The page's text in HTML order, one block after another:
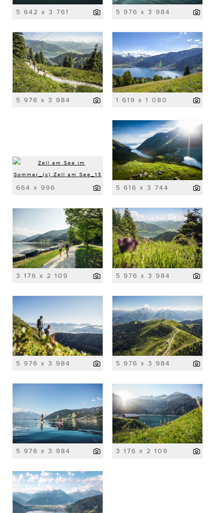
5 642 x 3 761 5 976 x 3 984
5 976 x 3 984 1 619 x 1 080
664 x 996 5 616 x 3 744
3 176 x 2 109 5 976 x 3 984
5 976 x 3 984 5 976 x 3 984
5 976 x 3 984 3 176 x 2 109